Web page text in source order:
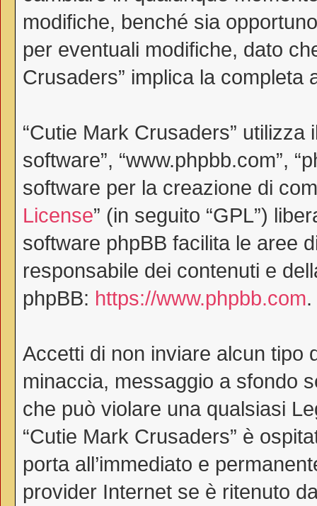
modifiche, benché sia
per eventuali modifiche, dato
Crusaders” implica la completa
“Cutie Mark Crusaders” utilizza
software”, “www.phpbb.com”,
software per la creazione di
License” (in seguito “GPL”)
software phpBB facilita le aree
responsabile dei contenuti e
phpBB: https://www.phpbb.com.
Accetti di non inviare alcun tipo
minaccia, messaggio a sfondo
che può violare una qualsiasi
“Cutie Mark Crusaders” è
porta all’immediato e
provider Internet se è ritenuto